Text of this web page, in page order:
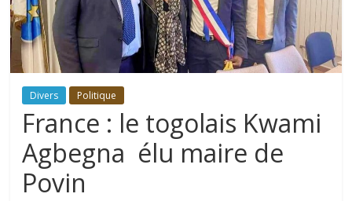
Divers Politique
France : le togolais Kwami
Agbegna élu maire de
Povin